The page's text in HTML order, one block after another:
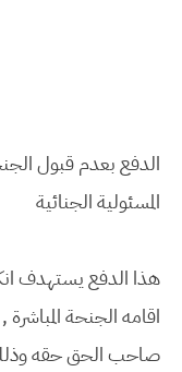
الدفع بعدم قبول
المسئولية الجنائية
هذا الدفع يستهدف
اقامه الجنحة
صاحب الحق حقه